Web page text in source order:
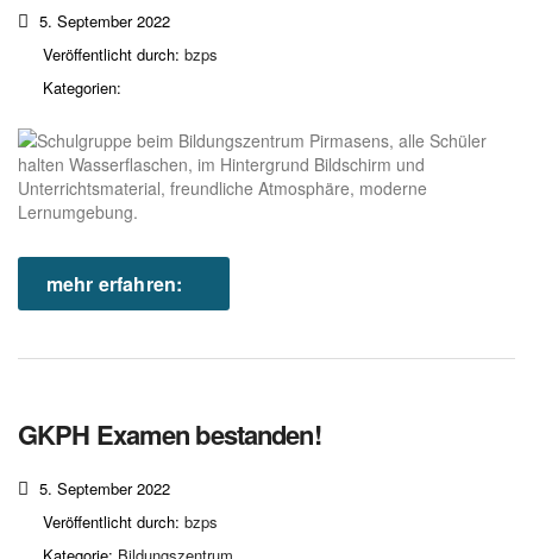
5. September 2022
Veröffentlicht durch: bzps
Kategorien:
mehr erfahren:
GKPH Examen bestanden!
5. September 2022
Veröffentlicht durch: bzps